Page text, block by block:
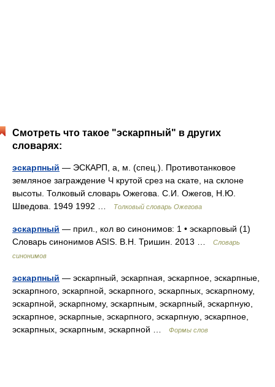
Смотреть что такое "эскарпный" в других
словарях:
эскарпный — ЭСКАРП, а, м. (спец.). Противотанковое
земляное заграждение Ч крутой срез на скате, на склоне
высоты. Толковый словарь Ожегова. С.И. Ожегов, Н.Ю.
Шведова. 1949 1992 …
Толковый словарь Ожегова
эскарпный — прил., кол во синонимов: 1 • эскарповый (1)
Словарь синонимов ASIS. В.Н. Тришин. 2013 …
Словарь
синонимов
эскарпный — эскарпный, эскарпная, эскарпное, эскарпные,
эскарпного, эскарпной, эскарпного, эскарпных, эскарпному,
эскарпной, эскарпному, эскарпным, эскарпный, эскарпную,
эскарпное, эскарпные, эскарпного, эскарпную, эскарпное,
эскарпных, эскарпным, эскарпной …
Формы слов